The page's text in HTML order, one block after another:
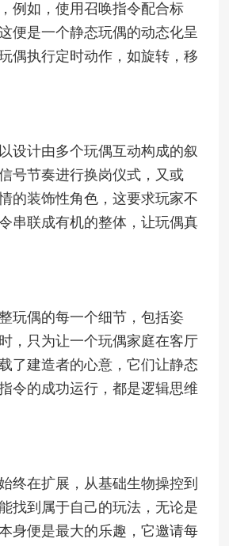
例如，使用召唤指令配合标
便是一个静态玩偶的动态化呈
偶执行定时动作，如旋转，移
设计由多个玩偶互动构成的叙
号节奏进行换岗仪式，又或
的装饰性角色，这要求玩家不
串联成有机的整体，让玩偶真
玩偶的每一个细节，包括姿
，只为让一个玩偶家庭在客厅
了建造者的心意，它们让静态
令的成功运行，都是逻辑思维
终在扩展，从基础生物操控到
找到属于自己的玩法，无论是
身便是最大的乐趣，它邀请每